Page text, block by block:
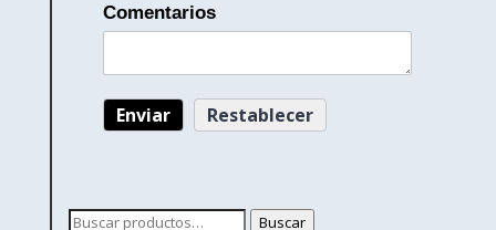
Comentarios
Buscar
Buscar